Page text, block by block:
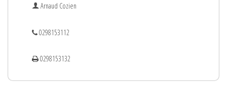
Arnaud Cozien
0298153112
0298153132